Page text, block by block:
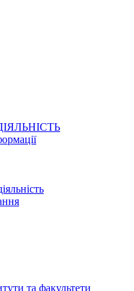
та факультети